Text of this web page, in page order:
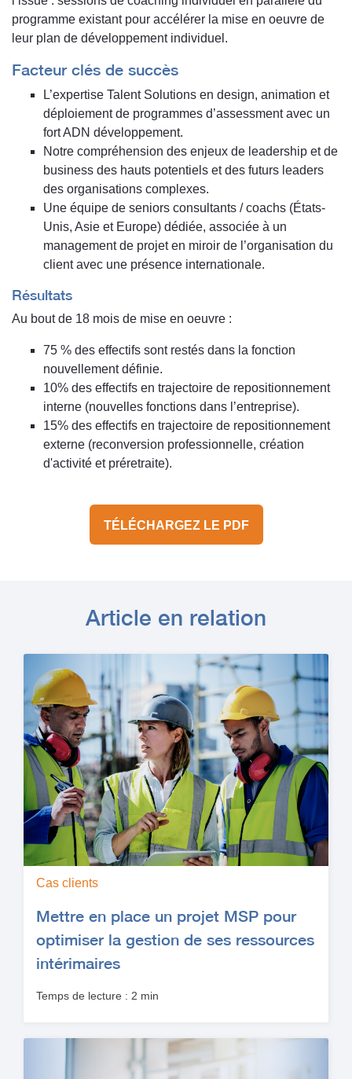
programme existant pour accélérer la mise en oeuvre de
leur plan de développement individuel.
Facteur clés de succès
L’expertise Talent Solutions en design, animation et
déploiement de programmes d’assessment avec un
fort ADN développement.
Notre compréhension des enjeux de leadership et de
business des hauts potentiels et des futurs leaders
des organisations complexes.
Une équipe de seniors consultants / coachs (États-
Unis, Asie et Europe) dédiée, associée à un
management de projet en miroir de l’organisation du
client avec une présence internationale.
Résultats
Au bout de 18 mois de mise en oeuvre :
75 % des effectifs sont restés dans la fonction
nouvellement définie.
10% des effectifs en trajectoire de repositionnement
interne (nouvelles fonctions dans l’entreprise).
15% des effectifs en trajectoire de repositionnement
externe (reconversion professionnelle, création
d'activité et préretraite).
TÉLÉCHARGEZ LE PDF
Article en relation
Cas clients
Mettre en place un projet MSP pour
optimiser la gestion de ses ressources
intérimaires
Temps de lecture : 2 min